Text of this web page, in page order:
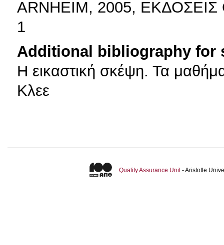
ARNHEIM, 2005,
1
Additional bibliography for
H εικαστική σκέψη. Τα
Κλεε
Quality Assurance Unit- Aristotle